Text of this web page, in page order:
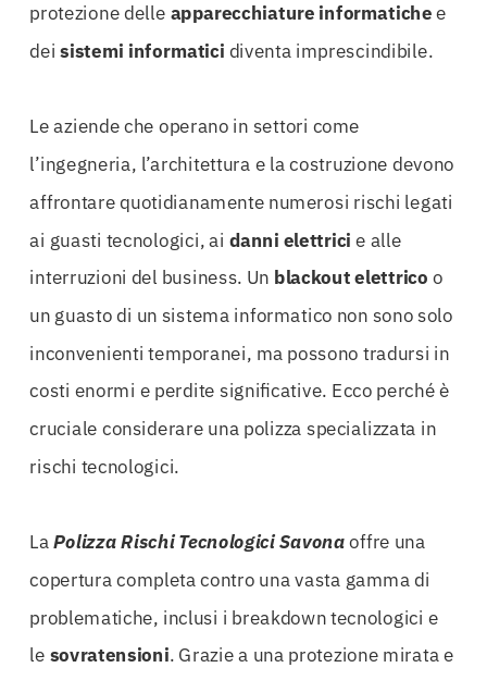
protezione delle apparecchiature informatichee
deisistemi informatici diventa imprescindibile.
Le aziende che operano in settori come
l’ingegneria, l’architettura e la costruzione devono
affrontare quotidianamente numerosi rischi legati
ai guasti tecnologici, ai danni elettrici e alle
interruzioni del business. Un blackout elettrico o
un guasto di un sistema informatico non sono solo
inconvenienti temporanei, ma possono tradursi in
costi enormi e perdite significative. Ecco perché è
cruciale considerare una polizza specializzata in
rischi tecnologici.
LaPolizza Rischi Tecnologici Savonaoffre una
copertura completa contro una vasta gamma di
problematiche, inclusi i breakdown tecnologici e
le sovratensioni. Grazie a una protezione mirata e